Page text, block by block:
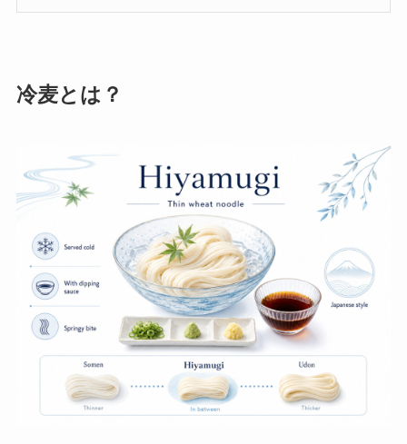
冷麦とは？